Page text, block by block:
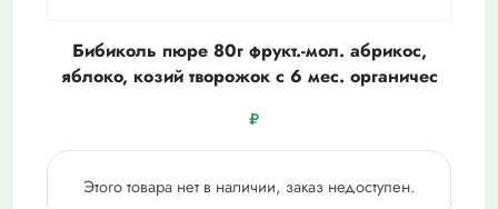
Бибиколь пюре 80г фрукт.-мол. абрикос,
яблоко, козий творожок с 6 мес. органичес
₽
Этого товара нет в наличии, заказ недоступен.